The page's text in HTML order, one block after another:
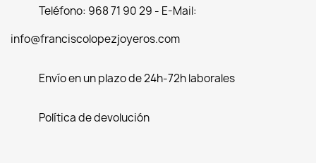
Teléfono: 968 71 90 29 - E-Mail:
info@franciscolopezjoyeros.com
Envío en un plazo de 24h-72h laborales
Política de devolución